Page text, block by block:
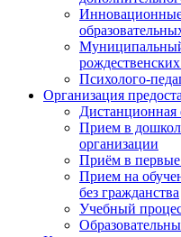
Психолого-
Организация
Дистанционная
Прием в
организации
Приём в
Прием на
без гражданства
Учебный